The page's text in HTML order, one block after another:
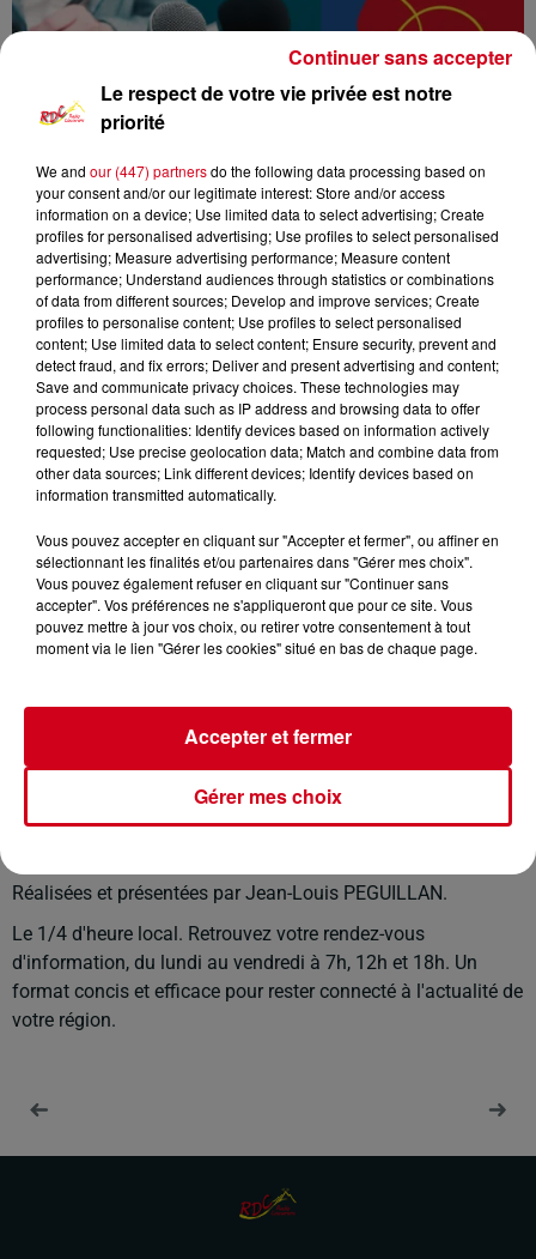
RDC RADIO COUSERANS
Les Infos Locales
17 février 2025 - 5 min 18 sec
LE JOURNAL DU 17/02/2025
Réalisées et présentées par Jean-Louis PEGUILLAN.
Le 1/4 d'heure local. Retrouvez votre rendez-vous
d'information, du lundi au vendredi à 7h, 12h et 18h. Un
format concis et efficace pour rester connecté à l'actualité de
votre région.
Le respect de votre vie privée est notre
priorité
We and our (447) partnersdo the following data processing based on
your consent and/or our legitimate interest: Store and/or access
information on a device; Use limited data to select advertising; Create
profiles for personalised advertising; Use profiles to select personalised
advertising; Measure advertising performance; Measure content
performance; Understand audiences through statistics or combinations
of data from different sources; Develop and improve services; Create
profiles to personalise content; Use profiles to select personalised
content; Use limited data to select content; Ensure security, prevent and
detect fraud, and fix errors; Deliver and present advertising and content;
Save and communicate privacy choices. These technologies may
process personal data such as IP address and browsing data to offer
following functionalities: Identify devices based on information actively
requested; Use precise geolocation data; Match and combine data from
other data sources; Link different devices; Identify devices based on
information transmitted automatically.
Vous pouvez accepter en cliquant sur "Accepter et fermer", ou affiner en
sélectionnant les finalités et/ou partenaires dans "Gérer mes choix".
Vous pouvez également refuser en cliquant sur "Continuer sans
accepter". Vos préférences ne s'appliqueront que pour ce site. Vous
pouvez mettre à jour vos choix, ou retirer votre consentement à tout
moment via le lien "Gérer les cookies" situé en bas de chaque page.
Gérer mes choix
Accepter et fermer
Continuer sans accepter